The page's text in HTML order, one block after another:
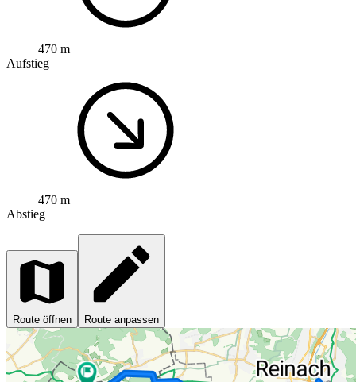
470 m
Aufstieg
470 m
Abstieg
Route öffnen Route anpassen